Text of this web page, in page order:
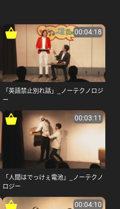
00:04:18
「英語禁止別れ話」_ノーテクノロジ
ー
00:03:11
「人間はでっけぇ電池」_ノーテクノ
ロジー
00:04:10